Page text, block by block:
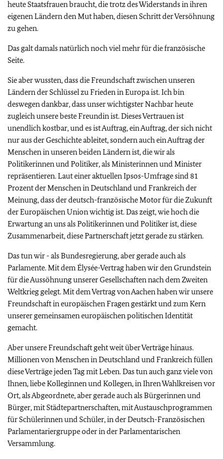
heute Staatsfrauen braucht, die trotz des Widerstands in ihren
eigenen Ländern den Mut haben, diesen Schritt der Versöhnung
zu gehen.
Das galt damals natürlich noch viel mehr für die französische
Seite.
Sie aber wussten, dass die Freundschaft zwischen unseren
Ländern der Schlüssel zu Frieden in Europa ist. Ich bin
deswegen dankbar, dass unser wichtigster Nachbar heute
zugleich unsere beste Freundin ist. Dieses Vertrauen ist
unendlich kostbar, und es ist Auftrag, ein Auftrag, der sich nicht
nur aus der Geschichte ableitet, sondern auch ein Auftrag der
Menschen in unseren beiden Ländern ist, die wir als
Politikerinnen und Politiker, als Ministerinnen und Minister
repräsentieren. Laut einer aktuellen Ipsos-Umfrage sind 81
Prozent der Menschen in Deutschland und Frankreich der
Meinung, dass der deutsch-französische Motor für die Zukunft
der Europäischen Union wichtig ist. Das zeigt, wie hoch die
Erwartung an uns als Politikerinnen und Politiker ist, diese
Zusammenarbeit, diese Partnerschaft jetzt gerade zu stärken.
Das tun wir - als Bundesregierung, aber gerade auch als
Parlamente. Mit demÉlysée-Vertrag haben wir den Grundstein
für die Aussöhnung unserer Gesellschaften nach dem Zweiten
Weltkrieg gelegt. Mit dem Vertrag von Aachen haben wir unsere
Freundschaft in europäischen Fragen gestärkt und zum Kern
unserer gemeinsamen europäischen politischen Identität
gemacht.
Aber unsere Freundschaft geht weit über Verträge hinaus.
Millionen von Menschen in Deutschland und Frankreich füllen
diese Verträge jeden Tag mit Leben. Das tun auch ganz viele von
Ihnen, liebe Kolleginnen und Kollegen, in Ihren Wahlkreisen vor
Ort, als Abgeordnete, aber gerade auch als Bürgerinnen und
Bürger, mit Städtepartnerschaften, mit Austauschprogrammen
für Schülerinnen und Schüler, in der Deutsch-Französischen
Parlamentariergruppe oder in der Parlamentarischen
Versammlung.